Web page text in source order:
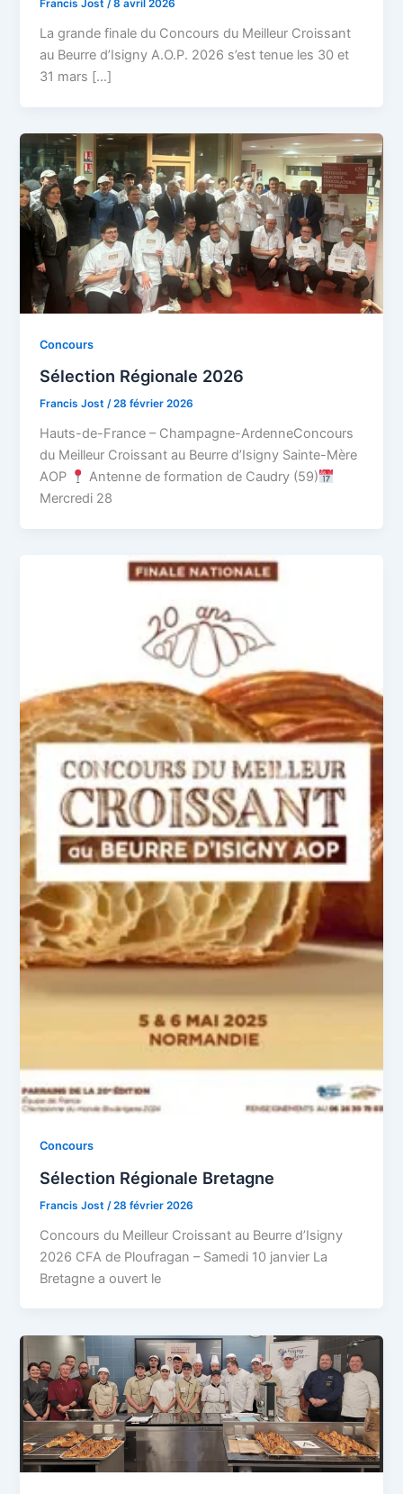
Francis Jost/8 avril 2026
La grande finale du Concours du Meilleur Croissant
au Beurre d’Isigny A.O.P. 2026 s’est tenue les 30 et
31 mars […]
Concours
Sélection Régionale 2026
Francis Jost/28 février 2026
Hauts-de-France – Champagne-ArdenneConcours
du Meilleur Croissant au Beurre d’Isigny Sainte-Mère
AOP
Antenne de formation de Caudry (59)
Mercredi 28
Concours
Sélection Régionale Bretagne
Francis Jost /28 février 2026
Concours du Meilleur Croissant au Beurre d’Isigny
2026 CFA de Ploufragan – Samedi 10 janvier La
Bretagne a ouvert le